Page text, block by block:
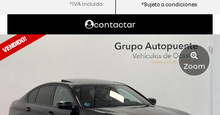
*IVA incluido *Sujeto a condiciones
contactar
Zoom